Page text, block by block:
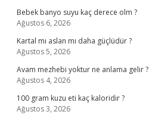
Bebek banyo suyu kaç derece olm ?
Ağustos 6, 2026
Kartal mı aslan mı daha güçlüdür ?
Ağustos 5, 2026
Avam mezhebi yoktur ne anlama gelir ?
Ağustos 4, 2026
100 gram kuzu eti kaç kaloridir ?
Ağustos 3, 2026